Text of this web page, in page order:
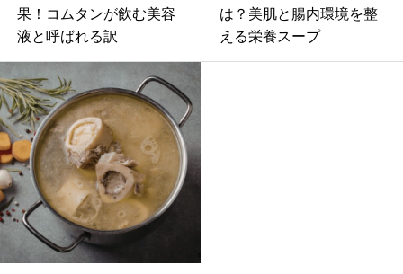
果！コムタンが飲む美容
液と呼ばれる訳
は？美肌と腸内環境を整
える栄養スープ